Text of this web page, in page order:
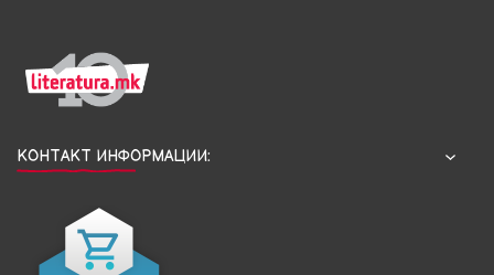
КОНТАКТ ИНФОРМАЦИИ: